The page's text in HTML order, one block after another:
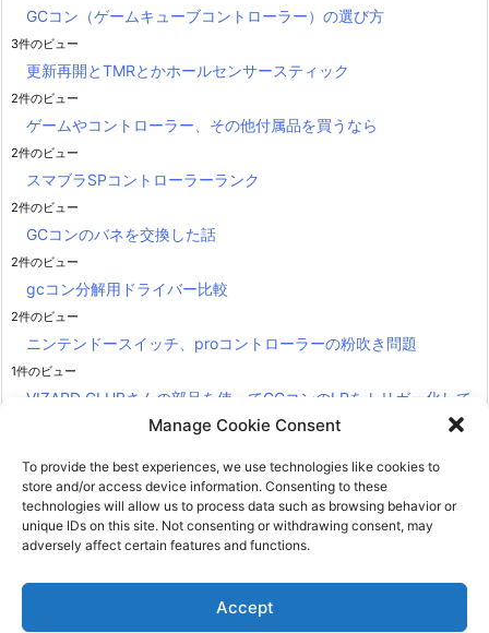
Manage Cookie Consent
To provide the best experiences, we use technologies like cookies to
store and/or access device information. Consenting to these
technologies will allow us to process data such as browsing behavior or
unique IDs on this site. Not consenting or withdrawing consent, may
adversely affect certain features and functions.
Accept
GCコン（ゲームキューブコントローラー）の選び方
3件のビュー
更新再開とTMRとかホールセンサースティック
2件のビュー
ゲームやコントローラー、その他付属品を買うなら
2件のビュー
スマブラSPコントローラーランク
2件のビュー
GCコンのバネを交換した話
2件のビュー
gcコン分解用ドライバー比較
2件のビュー
ニンテンドースイッチ、proコントローラーの粉吹き問題
1件のビュー
VIZARD CLUBさんの部品を使ってGCコンのLRをトリガー化して
Copyright ©2026 安藤のゲーム部屋All Rights Reserved.
WordPress Luxeritas Theme is provided by "